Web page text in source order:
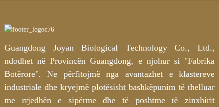
Guangdong Joyan Biological Technology Co., Ltd.,
ndodhet në Provincën Guangdong, e njohur si "Fabrika
Botërore". Ne përfitojmë nga avantazhet e klastereve
industriale dhe kryejmë plotësisht bashkëpunim të thelluar
me rrjedhën e sipërme dhe të poshtme të zinxhirit